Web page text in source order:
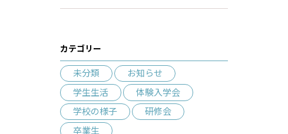
カテゴリー
未分類
お知らせ
学生生活
体験入学会
学校の様子
研修会
卒業生